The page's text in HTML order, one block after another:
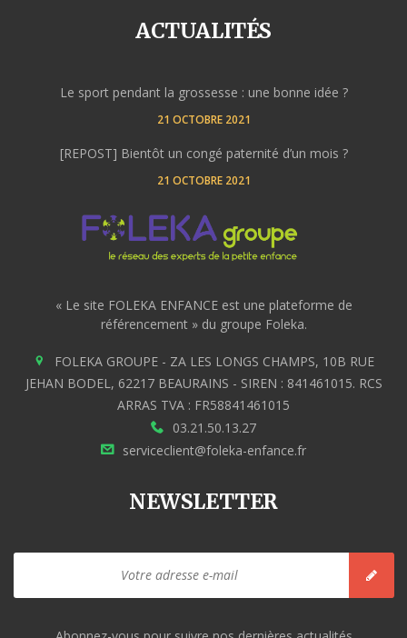
ACTUALITÉS
Le sport pendant la grossesse : une bonne idée ?
21 OCTOBRE 2021
[REPOST] Bientôt un congé paternité d’un mois ?
21 OCTOBRE 2021
« Le site FOLEKA ENFANCE est une plateforme de
référencement » du groupe Foleka.
FOLEKA GROUPE - ZA LES LONGS CHAMPS, 10B RUE
JEHAN BODEL, 62217 BEAURAINS - SIREN : 841461015. RCS
ARRAS TVA : FR58841461015
03.21.50.13.27
serviceclient@foleka-enfance.fr
NEWSLETTER